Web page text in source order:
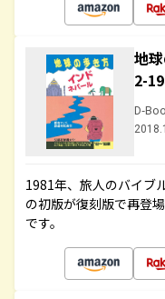
地
2-
D-
1981年、旅人のバイブ
の初版が復刻版で再登
です。